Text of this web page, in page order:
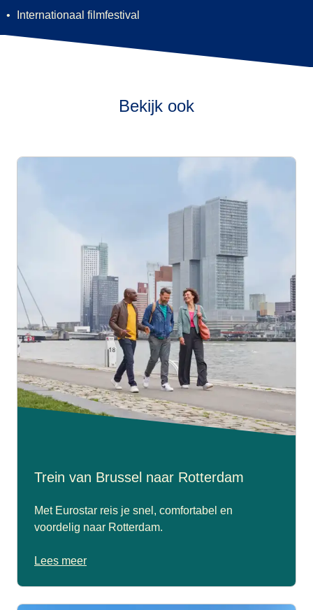
Internationaal filmfestival
Bekijk ook
Trein van Brussel naar Rotterdam
Met Eurostar reis je snel, comfortabel en
voordelig naar Rotterdam.
Lees meer